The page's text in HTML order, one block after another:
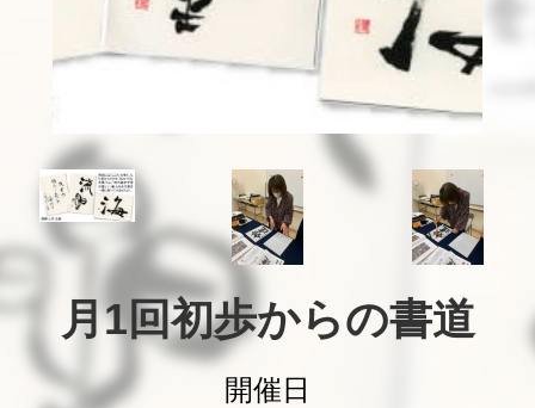
月1回初歩からの書道
開催日